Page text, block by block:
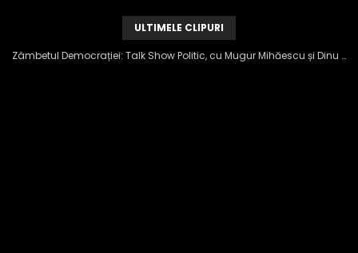
ULTIMELE CLIPURI
Zâmbetul Democrației: Talk Show Politic, cu Mugur Mihăescu și Dinu Popescu